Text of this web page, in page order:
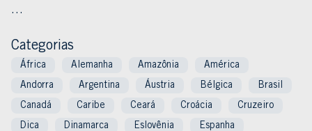
…
Categorias
África Alemanha Amazônia América
Andorra Argentina Áustria Bélgica Brasil
Canadá Caribe Ceará Croácia Cruzeiro
Dica Dinamarca Eslovênia Espanha